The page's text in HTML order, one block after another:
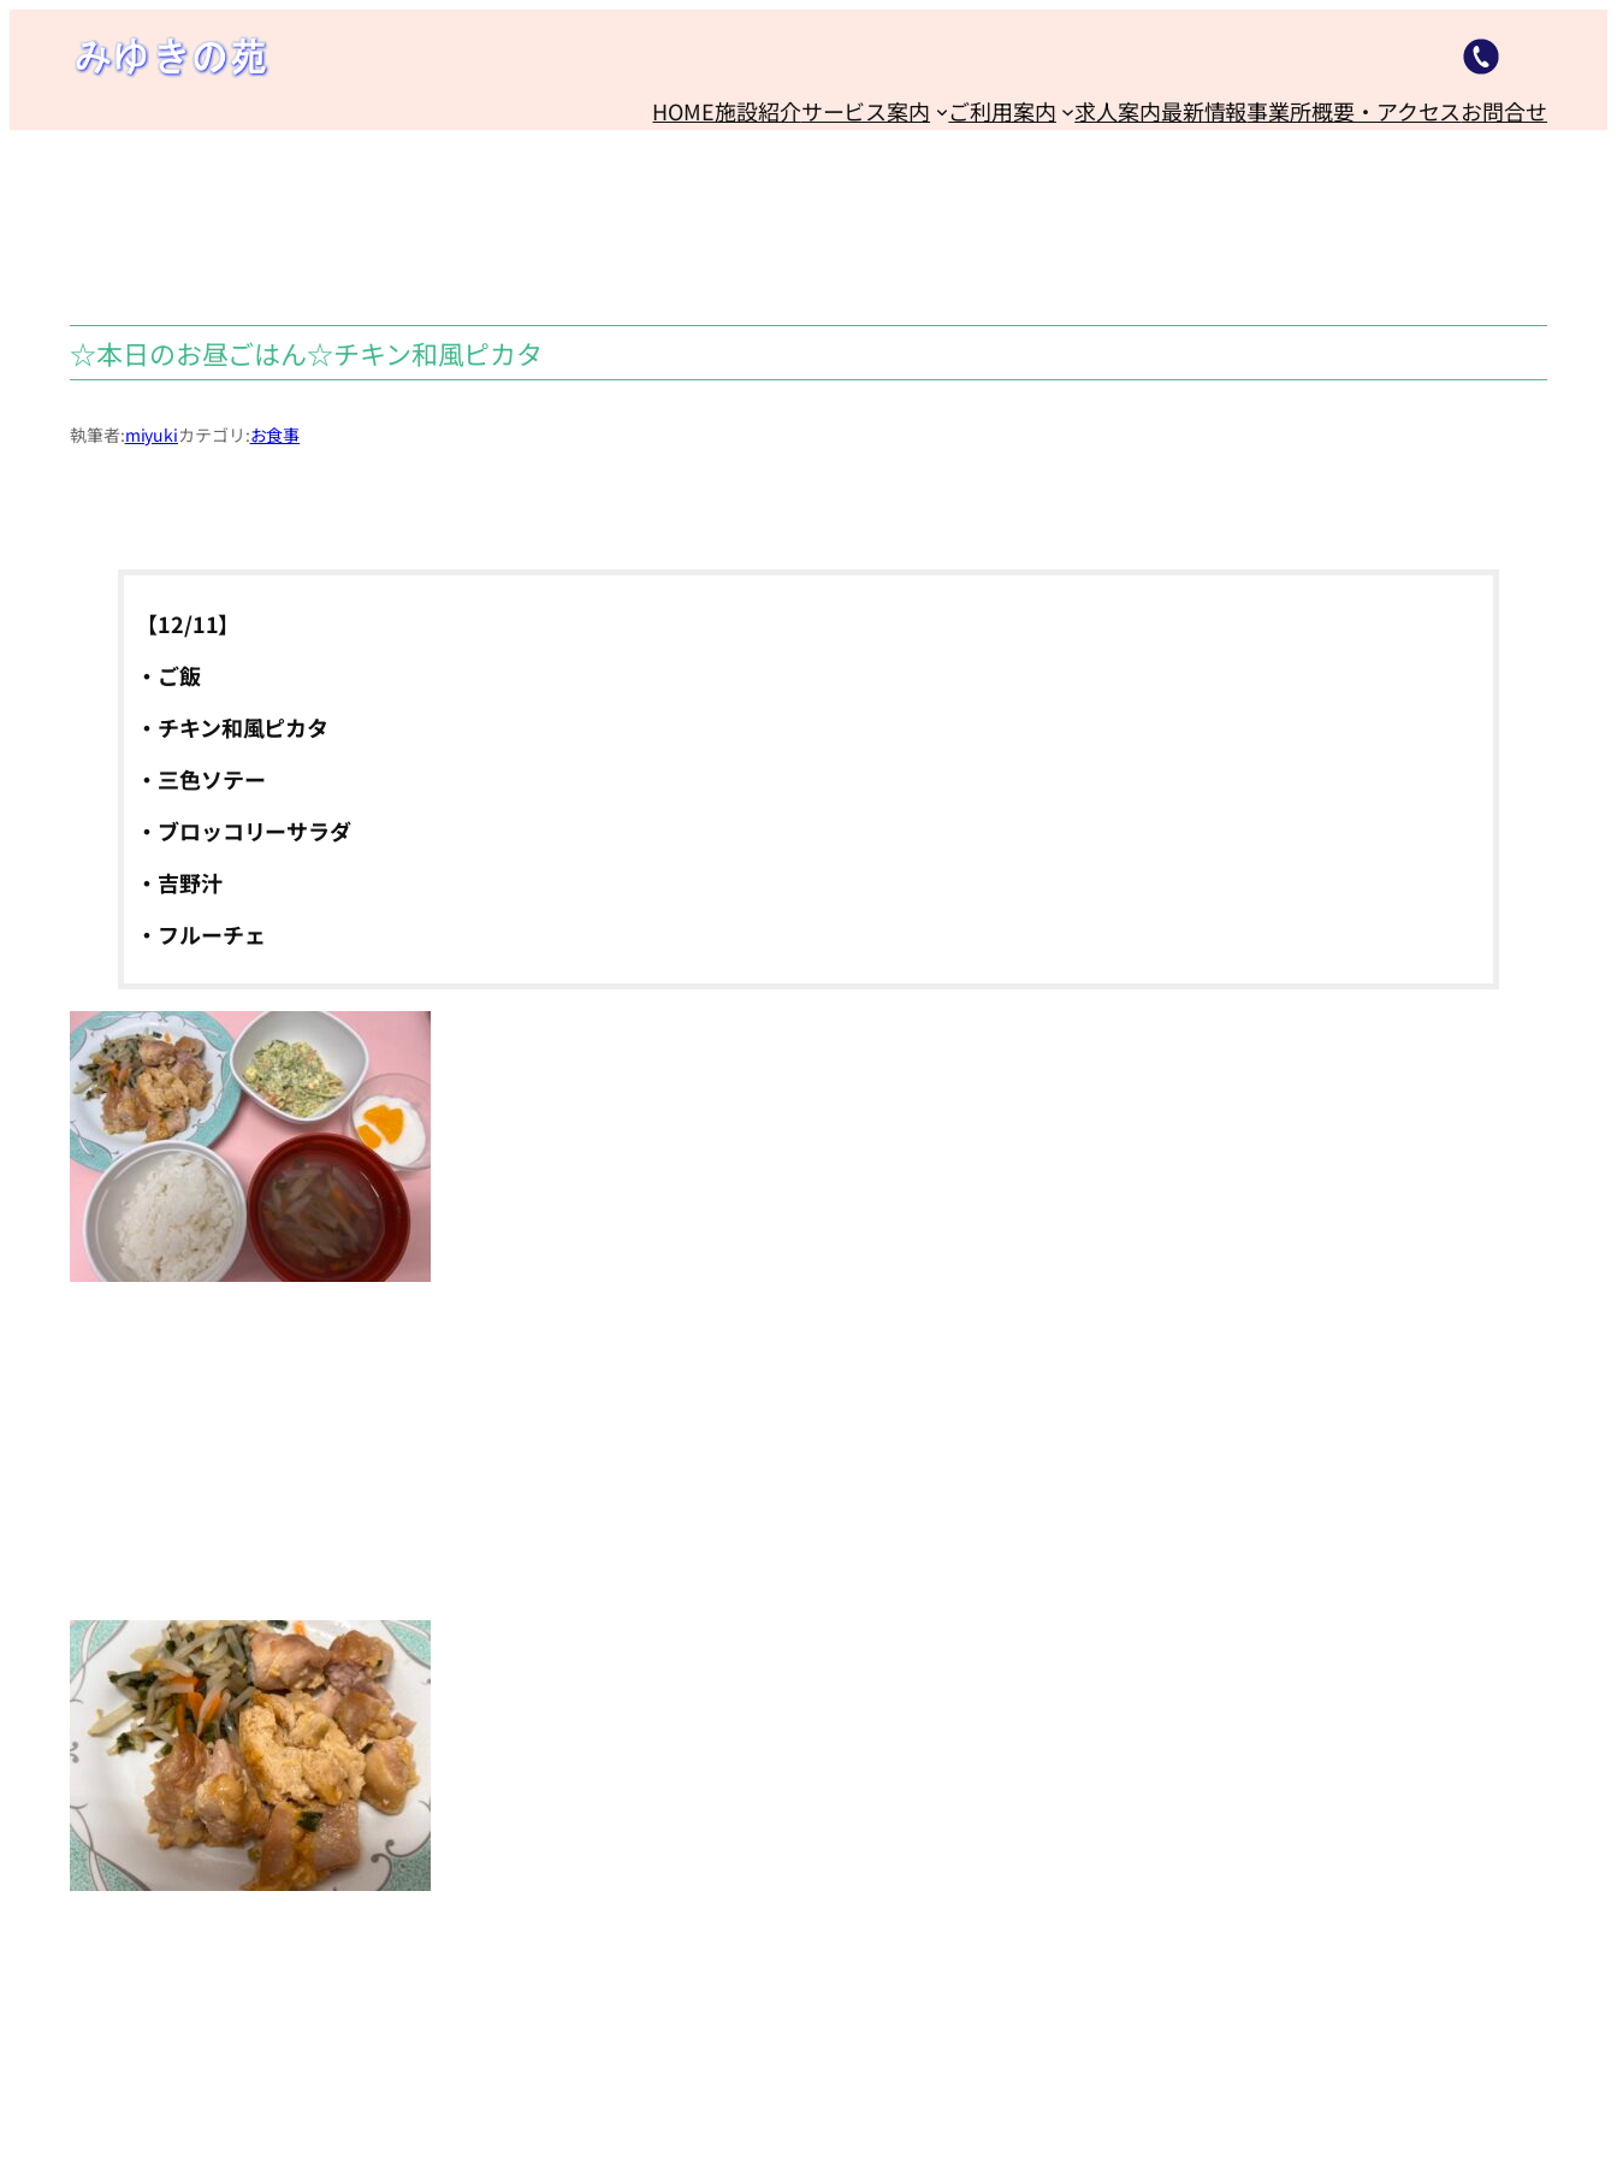
HOME施設紹介サービス案内 ご利用案内 求人案内最新情報事業所概要・アクセスお問合せ
☆本日のお昼ごはん☆チキン和風ピカタ
執筆者:miyukiカテゴリ:お食事
【12/11】
・ご飯
・チキン和風ピカタ
・三色ソテー
・ブロッコリーサラダ
・吉野汁
・フルーチェ